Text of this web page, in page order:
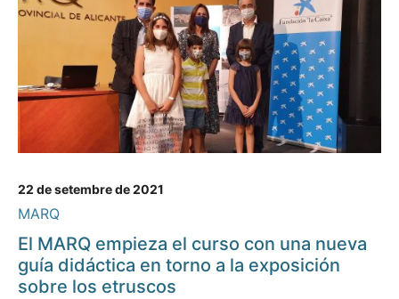
22 de setembre de 2021
MARQ
El MARQ empieza el curso con una nueva
guía didáctica en torno a la exposición
sobre los etruscos